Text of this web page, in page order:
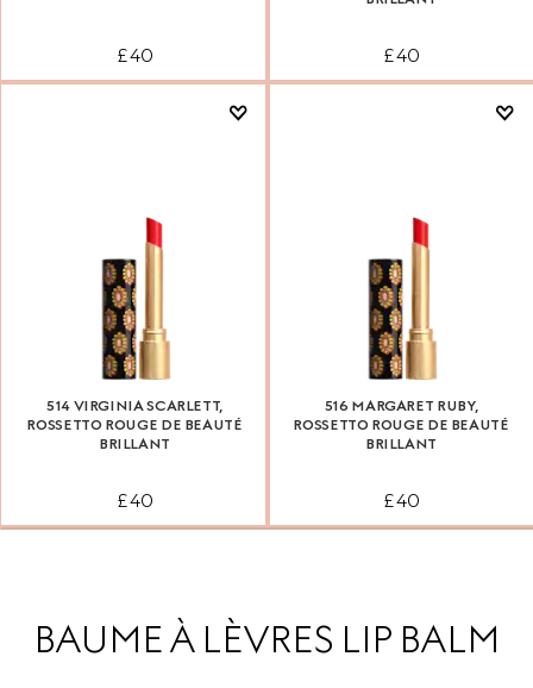
£ 40 £ 40
514 VIRGINIA SCARLETT,
ROSSETTO ROUGE DE BEAUTÉ
BRILLANT
£ 40
516 MARGARET RUBY,
ROSSETTO ROUGE DE BEAUTÉ
BRILLANT
£ 40
BAUME À LÈVRES LIP BALM